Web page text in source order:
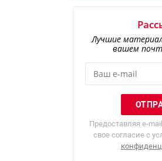
Лучшие
вашем
Предоставляя e-
свое согласие с